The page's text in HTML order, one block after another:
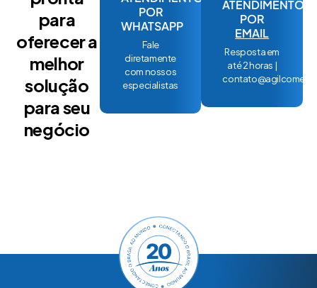
para
oferecer a
melhor
solução
para seu
negócio
POR
WHATSAPP
Fale
diretamente
com nossos
especialistas
ATENDIMENTO
POR
EMAIL
Resposta em
até 2 horas |